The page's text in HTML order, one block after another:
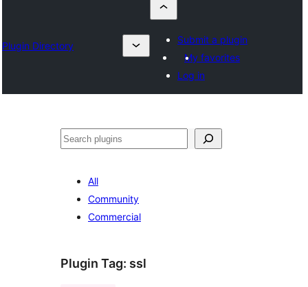
Plugin Directory
Submit a plugin
My favorites
Log in
ရှာ
All
Community
Commercial
Plugin Tag: ssl